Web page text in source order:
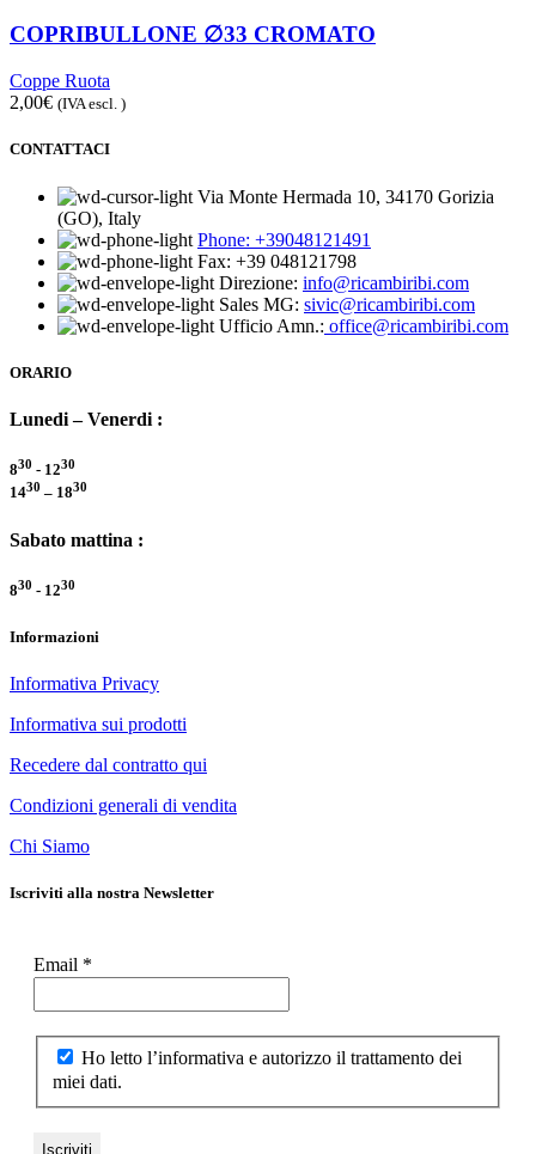
COPRIBULLONE ∅33 CROMATO
Coppe Ruota
2,00€ (IVA escl. )
CONTATTACI
Via Monte Hermada 10, 34170 Gorizia
(GO), Italy
Phone: +39048121491
Fax: +39 048121798
Direzione: info@ricambiribi.com
Sales MG: sivic@ricambiribi.com
Ufficio Amn.: office@ricambiribi.com
ORARIO
Lunedi – Venerdi :
830 - 1230
1430 – 1830
Sabato mattina :
830 - 1230
Informazioni
Informativa Privacy
Informativa sui prodotti
Recedere dal contratto qui
Condizioni generali di vendita
Chi Siamo
Iscriviti alla nostra Newsletter
Email *
Ho letto l’informativa e autorizzo il trattamento dei
miei dati.